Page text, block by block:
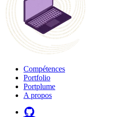
Compétences
Portfolio
Portplume
A propos